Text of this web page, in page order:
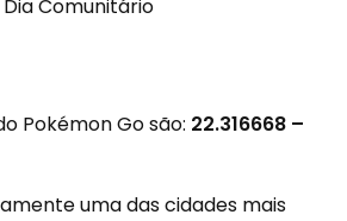
Comunitário
Pokémon Go são: 22.316668 –
uma das cidades mais